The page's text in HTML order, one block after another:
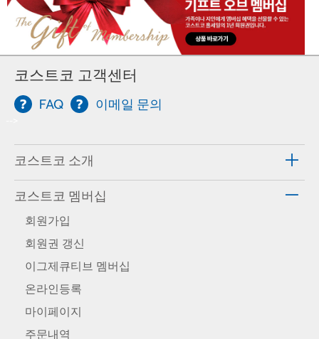
코스트코 고객센터
FAQ 이메일 문의
코스트코 소개
코스트코 멤버십
회원가입
회원권 갱신
이그제큐티브 멤버십
온라인등록
마이페이지
주문내역